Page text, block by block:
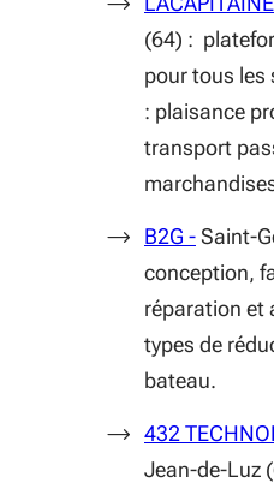
(64) :
pour tous les
: plaisance
transport
B2G -(S'ouvre
Saint-
conception,
réparation et
types de
bateau.
432
Jean-de-Luz